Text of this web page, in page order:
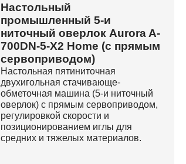
Настольный
промышленный 5-и
ниточный оверлок Aurora A-
700DN-5-X2 Home (с прямым
сервоприводом)
Настольная пятиниточная
двухигольная стачивающе-
обметочная машина (5-и ниточный
оверлок) с прямым сервоприводом,
регулировкой скорости и
позиционированием иглы для
средних и тяжелых материалов.